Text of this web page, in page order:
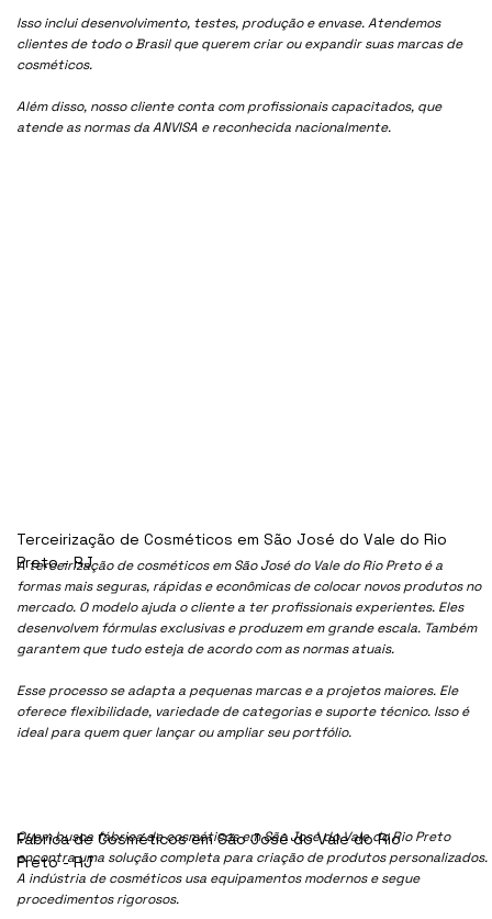
Isso inclui desenvolvimento, testes, produção e envase. Atendemos
clientes de todo o Brasil que querem criar ou expandir suas marcas de
cosméticos.
Além disso, nosso cliente conta com profissionais capacitados, que
atende as normas da ANVISA e reconhecida nacionalmente.
A terceirização de cosméticos em São José do Vale do Rio Preto é a
formas mais seguras, rápidas e econômicas de colocar novos produtos no
mercado. O modelo ajuda o cliente a ter profissionais experientes. Eles
desenvolvem fórmulas exclusivas e produzem em grande escala. Também
garantem que tudo esteja de acordo com as normas atuais.
Esse processo se adapta a pequenas marcas e a projetos maiores. Ele
oferece flexibilidade, variedade de categorias e suporte técnico. Isso é
ideal para quem quer lançar ou ampliar seu portfólio.
Quem busca fábrica de cosméticos em São José do Vale do Rio Preto
encontra uma solução completa para criação de produtos personalizados.
A indústria de cosméticos usa equipamentos modernos e segue
procedimentos rigorosos.
Fábrica de Cosméticos em São José do Vale do Rio
Preto - RJ
Terceirização de Cosméticos em São José do Vale do Rio
Preto - RJ